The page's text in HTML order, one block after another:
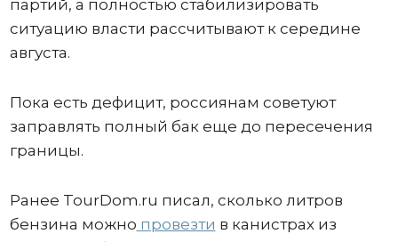
партий, а полностью стабилизировать
ситуацию власти рассчитывают к середине
августа.
Пока есть дефицит, россиянам советуют
заправлять полный бак еще до пересечения
границы.
Ранее TourDom.ru писал, сколько литров
бензина можно провезти в канистрах из